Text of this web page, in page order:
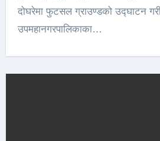
दोघरेमा फुटसल ग्राउण्डको उद्घाटन
उपमहानगरपालिकाका…